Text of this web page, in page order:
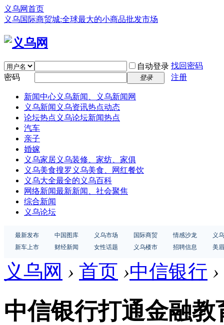
义乌网首页
义乌国际商贸城:全球最大的小商品批发市场
自动登录 找回密码
密码
登录 注册
新闻中心义乌新闻、义乌新闻网
义乌新闻 义乌资讯热点动态
论坛热点 义乌论坛新闻热点
汽车
亲子
婚嫁
义乌家居义乌装修、家纺、家俱
义乌美食搜罗义乌美食、网红餐饮
义乌大全最全的义乌百科
网络新闻最新新闻、社会聚焦
综合新闻
义乌论坛
最新发布 中国图库 义乌市场 国际商贸 情感沙龙
义
新车上市
财经新闻 女性话题 义乌楼市 招聘信息 美
义乌网 › 首页 ›中信银行 ›
中信银行打通金融教